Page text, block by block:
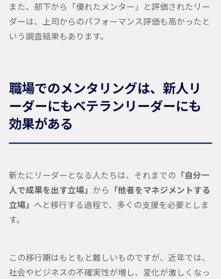
また、部下から「優れたメンター」と評価されたリー
ダーは、上司からのパフォーマンス評価も高かったと
いう調査結果もあります。
職場でのメンタリングは、新人リ
ーダーにもベテランリーダーにも
効果がある
新たにリーダーとなる人たちは、それまでの 「自分一
人で成果を出す立場」 から 「他者をマネジメントする
立場」 へと移行する過程で、多くの支援を必要としま
す。
この移行期はもともと難しいものですが、近年では、
社会やビジネスの不確実性が増し、変化が激しくなっ